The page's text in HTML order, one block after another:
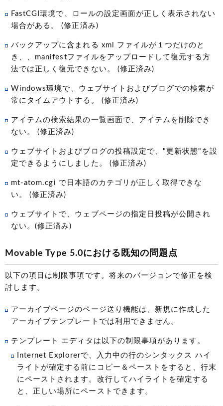
FastCGI環境で、ロールの設定画面が正しく表示されない
場合がある。 (修正済み)
バックアップに含まれる xml ファイルが１つだけのと
き、、manifestファイルをアップロードして復元する方
法では正しく復元できない。 (修正済み)
Windows環境で、ウェブサイトおよびブログでの検索が
常にタイムアウトする。 (修正済み)
アイテムの検索結果の一覧画面で、アイテムを削除でき
ない。 (修正済み)
ウェブサイトおよびブログの投稿設定で、"更新状態"を設
定できるようにしました。 (修正済み)
mt-atom.cgi で日本語のカテゴリが正しく取得できな
い。 (修正済み)
ウェブサイトで、ウェブページの指定日投稿が公開され
ない。(修正済み)
Movable Type 5.0における既知の問題点
以下の項目は制限事項です。将来のバージョンで修正を検
討します。
アーカイブページのページ送り機能は、新規に作成した
アーカイブテンプレートでは利用できません。
テンプレート エディタは以下の制限事項があります。
Internet Explorerで、入力中の行のシンタックス ハイ
ライトが確定する前にコピー＆ペーストをすると、行末
にペーストされます。改行してハイライトを確定する
と、正しい場所にペーストできます。